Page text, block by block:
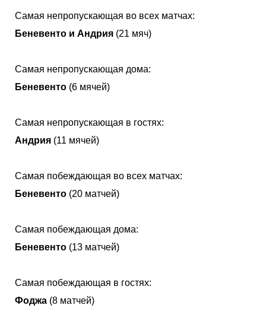
Самая непропускающая во всех матчах:
Беневенто и Андрия (21 мяч)
Самая непропускающая дома:
Беневенто (6 мячей)
Самая непропускающая в гостях:
Андрия (11 мячей)
Самая побеждающая во всех матчах:
Беневенто (20 матчей)
Самая побеждающая дома:
Беневенто (13 матчей)
Самая побеждающая в гостях:
Фоджа (8 матчей)